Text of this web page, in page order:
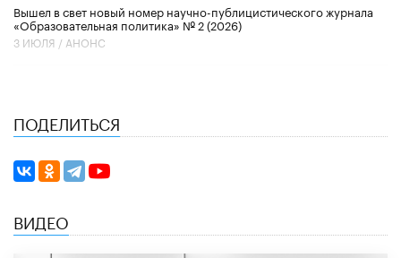
Вышел в свет новый номер научно-публицистического журнала
«Образовательная политика» № 2 (2026)
3 ИЮЛЯ / АНОНС
ПОДЕЛИТЬСЯ
ВИДЕО